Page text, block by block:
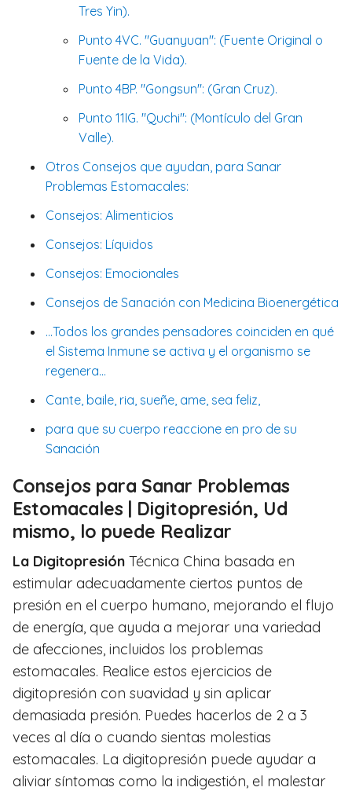
Tres Yin).
Punto 4VC. "Guanyuan": (Fuente Original o
Fuente de la Vida).
Punto 4BP. "Gongsun": (Gran Cruz).
Punto 11IG. "Quchi": (Montículo del Gran
Valle).
Otros Consejos que ayudan, para Sanar
Problemas Estomacales:
Consejos: Alimenticios
Consejos: Líquidos
Consejos: Emocionales
Consejos de Sanación con Medicina Bioenergética
...Todos los grandes pensadores coinciden en qué
el Sistema Inmune se activa y el organismo se
regenera...
Cante, baile, ria, sueñe, ame, sea feliz,
para que su cuerpo reaccione en pro de su
Sanación
Consejos para Sanar Problemas
Estomacales | Digitopresión, Ud
mismo, lo puede Realizar
La Digitopresión Técnica China basada en
estimular adecuadamente ciertos puntos de
presión en el cuerpo humano, mejorando el flujo
de energía, que ayuda a mejorar una variedad
de afecciones, incluidos los problemas
estomacales. Realice estos ejercicios de
digitopresión con suavidad y sin aplicar
demasiada presión. Puedes hacerlos de 2 a 3
veces al día o cuando sientas molestias
estomacales. La digitopresión puede ayudar a
aliviar síntomas como la indigestión, el malestar